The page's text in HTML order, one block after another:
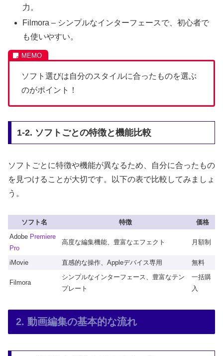
力。
Filmora – シンプルなインターフェースで、初心者で
も使いやすい。
ソフト選びは自分のスタイルに合ったものを選ぶ
のがポイント！
1-2. ソフトごとの特徴と機能比較
ソフトごとに特徴や機能が異なるため、自分に合ったもの
を見つけることが大切です。以下の表で比較してみましょ
う。
ソフト名 特徴
価格
Adobe Premiere
Pro
高度な編集機能、豊富なエフェクト 月額制
iMovie 直感的な操作、Appleデバイス専用 無料
Filmora
シンプルなインターフェース、豊富なテン
プレート
一括購
入
2. 動画編集の基本的な流れ